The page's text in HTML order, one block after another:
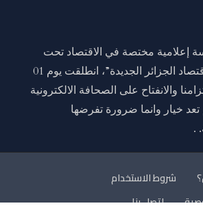
إعلامية مختصة في الاقتصاد تحت
شعار “نافذة على اقتصاد الجزائر الجديدة”، انطلقت يوم 01
وذلك تزامنا والانفتاح على الصحافة الالكترونية
تعد خيار وانما ضرورة تفرضها
.
شروط الاستخدام
اتصل بنا